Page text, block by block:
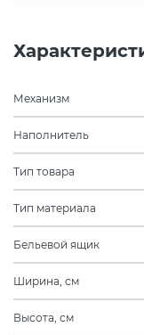
Механизм
Наполнитель
Тип товара
Тип материала
Бельевой ящик
Ширина, см
Высота, см